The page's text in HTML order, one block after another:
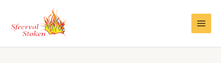
inhoud